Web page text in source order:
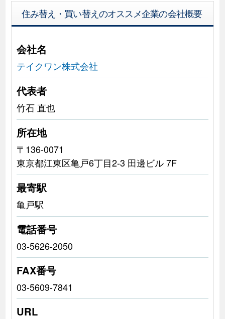
住み替え・買い替えのオススメ企業の会社概要
会社名
テイクワン株式会社
代表者
竹石 直也
所在地
〒136-0071
東京都江東区亀戸6丁目2-3 田邊ビル 7F
最寄駅
亀戸駅
電話番号
03-5626-2050
FAX番号
03-5609-7841
URL